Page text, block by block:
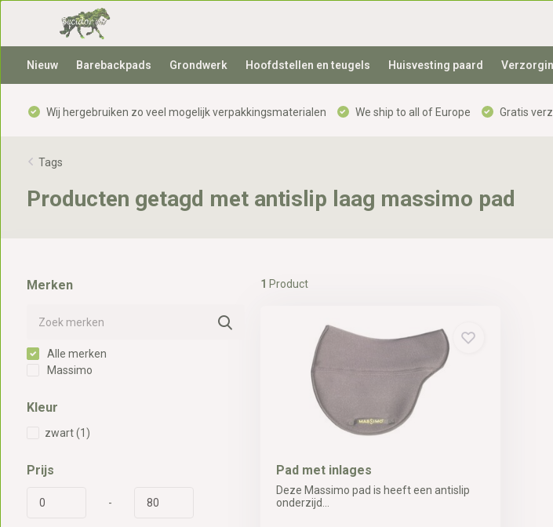
Nieuw Barebackpads Grondwerk Hoofdstellen en teugels Huisvesting paard
Wij hergebruiken zo veel mogelijk verpakkingsmaterialen We ship to all of Europe Gratis
Tags
Producten getagd met antislip laag massimo pad
Merken
Alle merken
Massimo
Kleur
zwart(1)
Prijs
-
1 Product
Pad met inlages
Deze Massimo pad is heeft een antislip
onderzijd...